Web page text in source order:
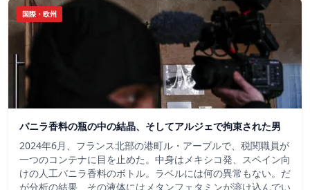
国際・欧州
バニラ香料の瓶の中の結晶、そしてアルジェで拘束された男
2024年6月、フランス北部の港町ル・アーブルで、税関職員が
一つのコンテナに目を止めた。中身はメキシコ発、スペイン向
けの人工バニラ香料のボトル。ラベルには何の異常もない。だ
が分析の結果、その液体にはメタンフェタミンが溶け込んでい